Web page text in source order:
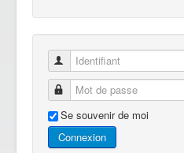
Identifiant
Mot de passe
Se souvenir de moi
Connexion